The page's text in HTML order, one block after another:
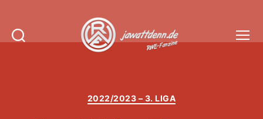
Kategorien
2022/2023 – 3. LIGA